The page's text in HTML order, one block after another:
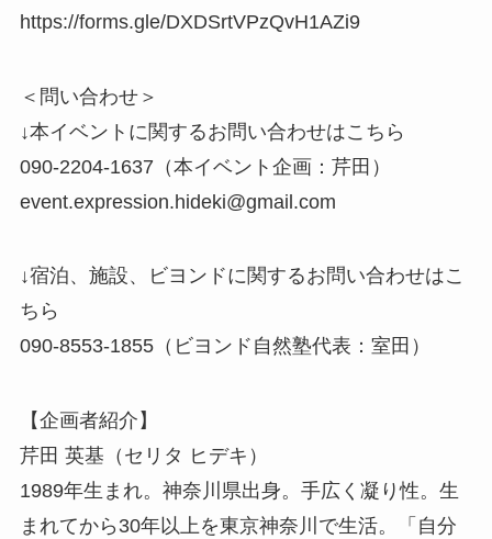
https://forms.gle/DXDSrtVPzQvH1AZi9
＜問い合わせ＞
↓本イベントに関するお問い合わせはこちら
090-2204-1637（本イベント企画：芹田）
event.expression.hideki@gmail.com
↓宿泊、施設、ビヨンドに関するお問い合わせはこ
ちら
090-8553-1855（ビヨンド自然塾代表：室田）
【企画者紹介】
芹田 英基（セリタ ヒデキ）
1989年生まれ。神奈川県出身。手広く凝り性。生
まれてから30年以上を東京神奈川で生活。「自分